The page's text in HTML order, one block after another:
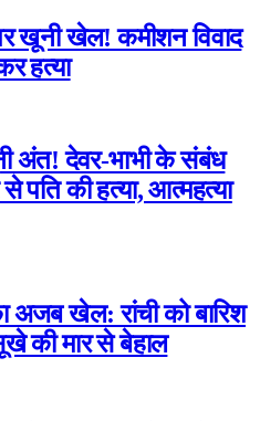
खूनी खेल! कमीशन विवाद
हत्या
अंत! देवर-भाभी के संबंध
की हत्या, आत्महत्या
खेल: रांची को बारिश
की मार से बेहाल